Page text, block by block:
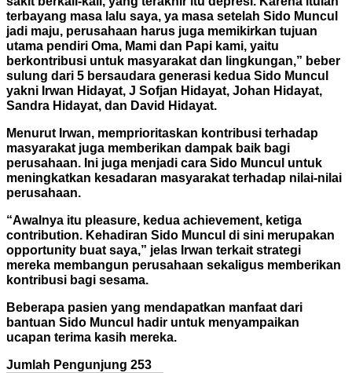
terbayang masa lalu saya, ya masa setelah Sido Muncul
jadi maju, perusahaan harus juga memikirkan tujuan
utama pendiri Oma, Mami dan Papi kami, yaitu
berkontribusi untuk masyarakat dan lingkungan,” beber
sulung dari 5 bersaudara generasi kedua Sido Muncul
yakni Irwan Hidayat, J Sofjan Hidayat, Johan Hidayat,
Sandra Hidayat, dan David Hidayat.
Menurut Irwan, memprioritaskan kontribusi terhadap
masyarakat juga memberikan dampak baik bagi
perusahaan. Ini juga menjadi cara Sido Muncul untuk
meningkatkan kesadaran masyarakat terhadap nilai-nilai
perusahaan.
“Awalnya itu pleasure, kedua achievement, ketiga
contribution. Kehadiran Sido Muncul di sini merupakan
opportunity buat saya,” jelas Irwan terkait strategi
mereka membangun perusahaan sekaligus memberikan
kontribusi bagi sesama.
Beberapa pasien yang mendapatkan manfaat dari
bantuan Sido Muncul hadir untuk menyampaikan
ucapan terima kasih mereka.
Jumlah Pengunjung 253